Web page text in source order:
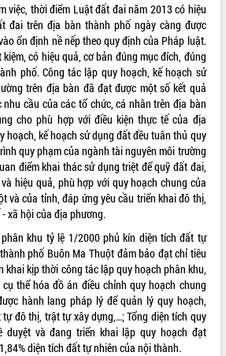
việc, thời điểm Luật đất đai năm 2013 có hiệu
đai trên địa bàn thành phố ngày càng được
ổn định nề nếp theo quy định của Pháp luật.
có hiệu quả, cơ bản đúng mục đích, đúng
phố. Công tác lập quy hoạch, kế hoạch sử
trên địa bàn đã đạt được một số kết quả
cầu của các tổ chức, cá nhân trên địa bàn
cho phù hợp với điều kiện thực tế của địa
hoạch, kế hoạch sử dụng đất đều tuân thủ quy
quy phạm của ngành tài nguyên môi trường
điểm khai thác sử dụng triệt để quỹ đất đai,
hiệu quả, phù hợp với quy hoạch chung của
và của tỉnh, đáp ứng yêu cầu triển khai đô thị,
xã hội của địa phương.
khu tỷ lệ 1/2000 phủ kín diện tích đất tự
phố Buôn Ma Thuột đảm bảo đạt chỉ tiêu
khai kịp thời công tác lập quy hoạch phân khu,
thể hóa đồ án điều chỉnh quy hoạch chung
hành lang pháp lý để quản lý quy hoạch,
đô thị, trật tự xây dựng,…; Tổng diện tích quy
duyệt và đang triển khai lập quy hoạch đạt
diện tích đất tự nhiên của nội thành.